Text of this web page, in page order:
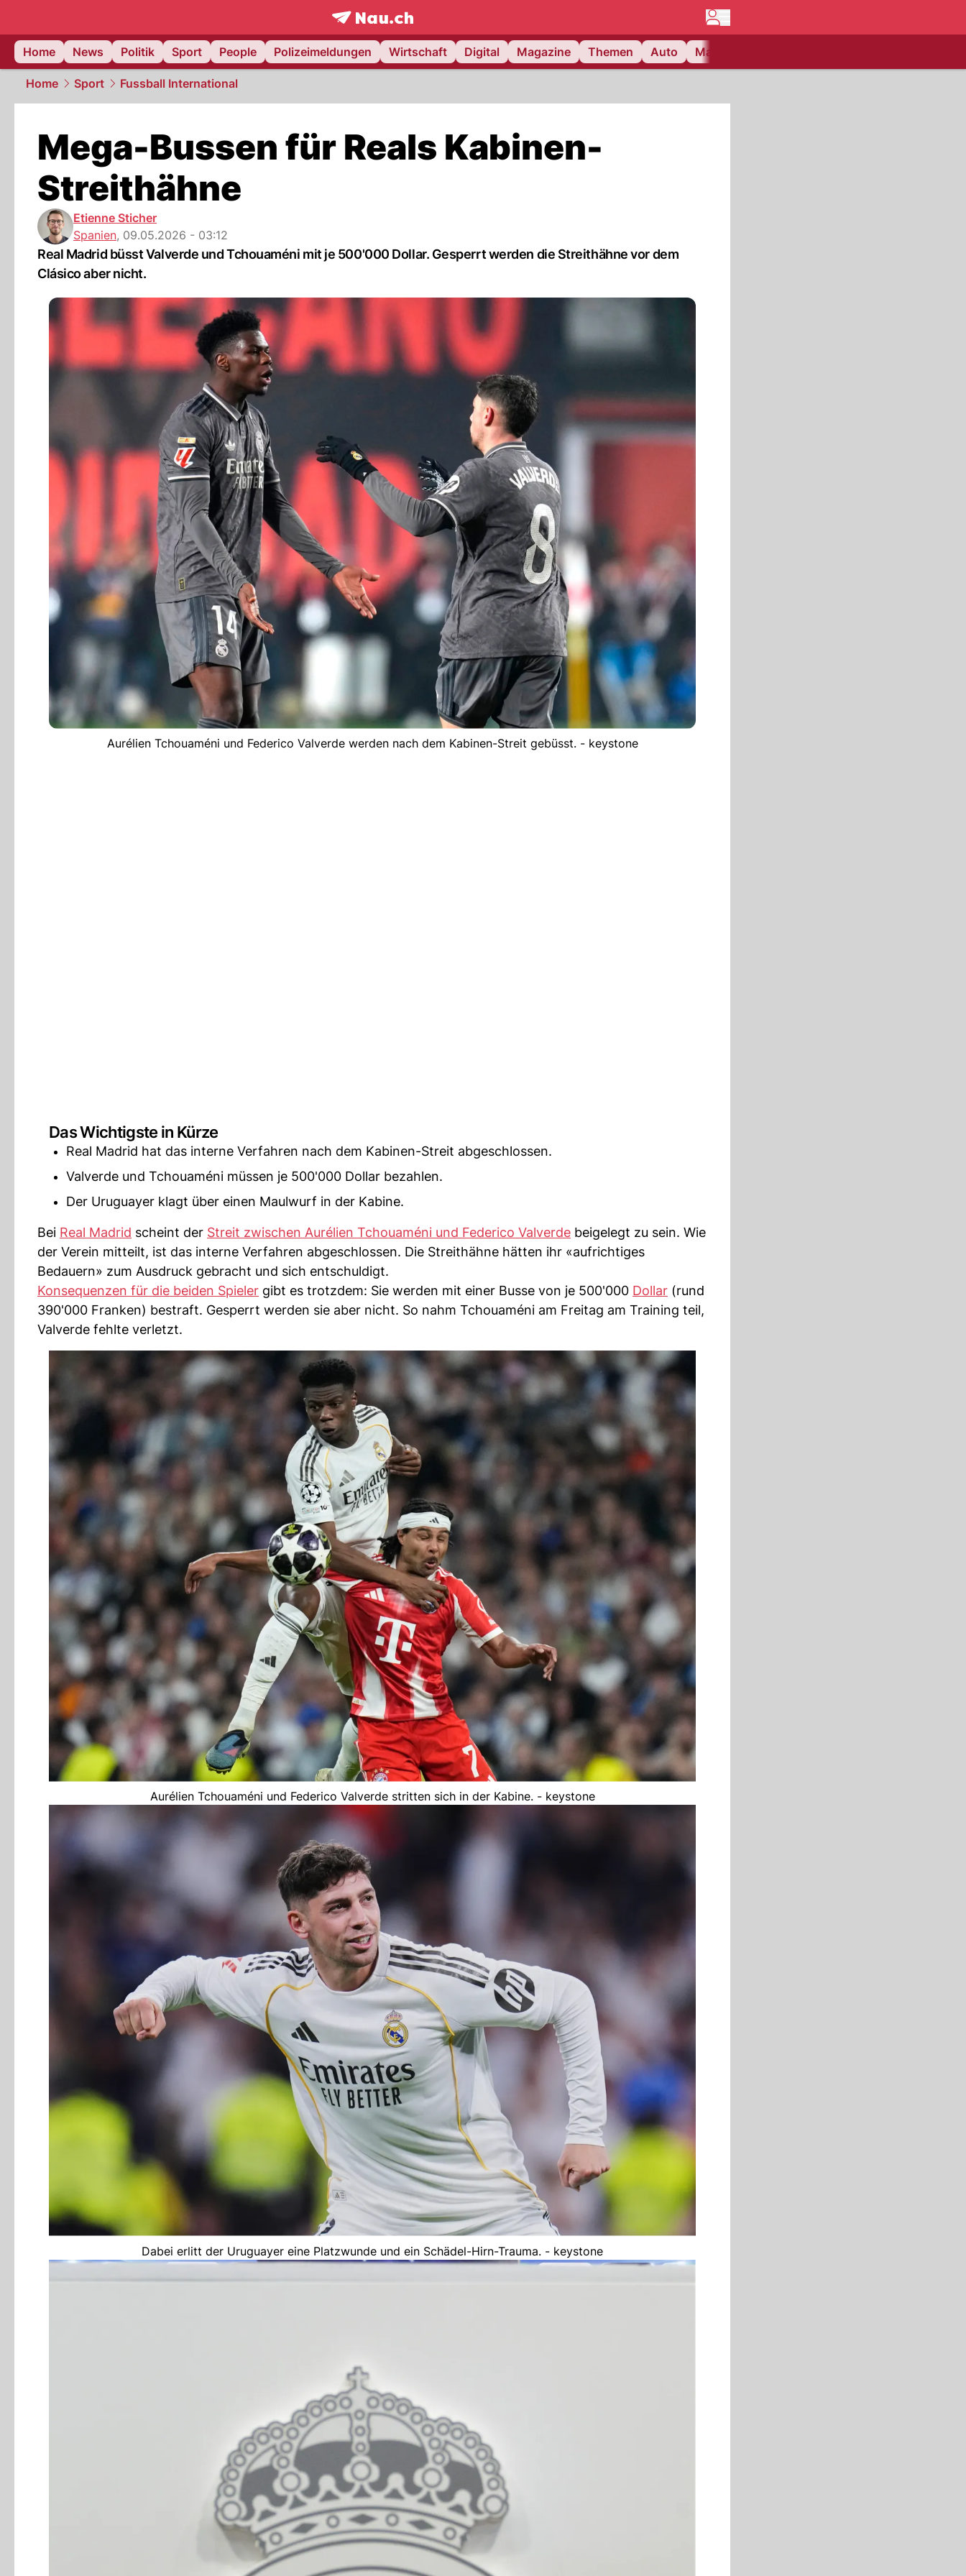
frontpage.NAU.ch
Home
News Politik Sport People Polizeimeldungen Wirtschaft Digital Magazine Themen Auto Matchcenter
Home Sport Fussball International
Mega-Bussen für Reals Kabinen-
Streithähne
Etienne Sticher
Spanien, 09.05.2026 - 03:12
Real Madrid büsst Valverde und Tchouaméni mit je 500'000 Dollar. Gesperrt werden die Streithähne vor dem
Clásico aber nicht.
Aurélien Tchouaméni und Federico Valverde werden nach dem Kabinen-Streit gebüsst. - keystone
Das Wichtigste in Kürze
Real Madrid hat das interne Verfahren nach dem Kabinen-Streit abgeschlossen.
Valverde und Tchouaméni müssen je 500'000 Dollar bezahlen.
Der Uruguayer klagt über einen Maulwurf in der Kabine.
Bei Real Madrid scheint der Streit zwischen Aurélien Tchouaméni und Federico Valverde beigelegt zu sein. Wie
der Verein mitteilt, ist das interne Verfahren abgeschlossen. Die Streithähne hätten ihr «aufrichtiges
Bedauern» zum Ausdruck gebracht und sich entschuldigt.
Konsequenzen für die beiden Spieler gibt es trotzdem: Sie werden mit einer Busse von je 500'000 Dollar (rund
390'000 Franken) bestraft. Gesperrt werden sie aber nicht. So nahm Tchouaméni am Freitag am Training teil,
Valverde fehlte verletzt.
Aurélien Tchouaméni und Federico Valverde stritten sich in der Kabine. - keystone
Dabei erlitt der Uruguayer eine Platzwunde und ein Schädel-Hirn-Trauma. - keystone